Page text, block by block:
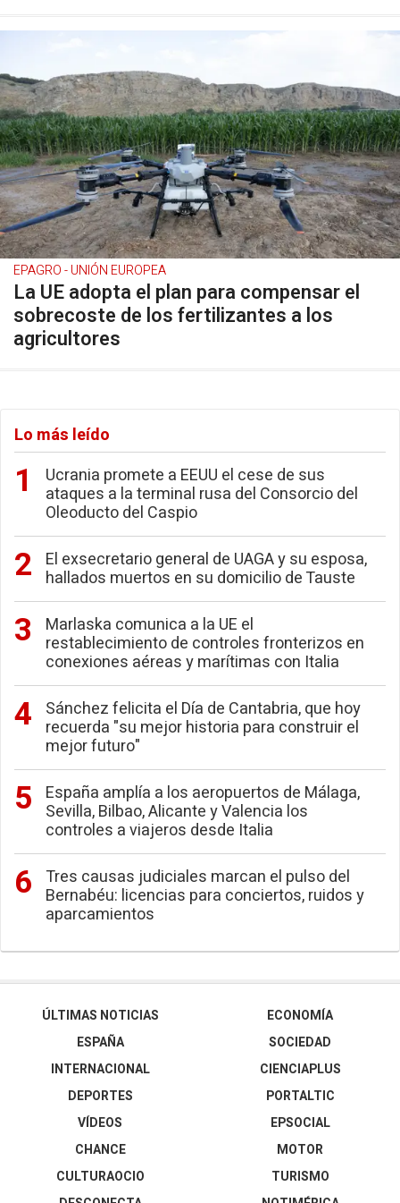
EPAGRO - UNIÓN EUROPEA
La UE adopta el plan para compensar el
sobrecoste de los fertilizantes a los
agricultores
Lo más leído
Ucrania promete a EEUU el cese de sus
ataques a la terminal rusa del Consorcio del
Oleoducto del Caspio
El exsecretario general de UAGA y su esposa,
hallados muertos en su domicilio de Tauste
Marlaska comunica a la UE el
restablecimiento de controles fronterizos en
conexiones aéreas y marítimas con Italia
Sánchez felicita el Día de Cantabria, que hoy
recuerda "su mejor historia para construir el
mejor futuro"
España amplía a los aeropuertos de Málaga,
Sevilla, Bilbao, Alicante y Valencia los
controles a viajeros desde Italia
Tres causas judiciales marcan el pulso del
Bernabéu: licencias para conciertos, ruidos y
aparcamientos
ÚLTIMAS NOTICIAS
ESPAÑA
INTERNACIONAL
DEPORTES
VÍDEOS
ECONOMÍA
SOCIEDAD
CIENCIAPLUS
PORTALTIC
EPSOCIAL
CHANCE
CULTURAOCIO
MOTOR
TURISMO